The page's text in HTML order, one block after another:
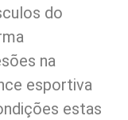
do
na
esportiva
estas